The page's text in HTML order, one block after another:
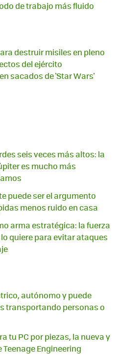
de trabajo más fluido
destruir misiles en pleno
del ejército
sacados de 'Star Wars'
seis veces más altos: la
es mucho más
puede ser el argumento
menos ruido en casa
arma estratégica: la fuerza
quiere para evitar ataques
autónomo y puede
transportando personas o
tu PC por piezas, la nueva y
Engineering